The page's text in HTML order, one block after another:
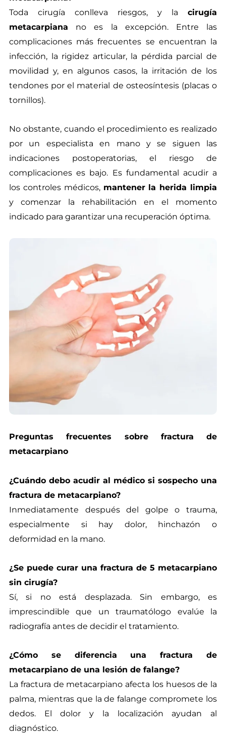
Toda cirugía conlleva riesgos, y la cirugía
metacarpiana no es la excepción. Entre las
complicaciones más frecuentes se encuentran la
infección, la rigidez articular, la pérdida parcial de
movilidad y, en algunos casos, la irritación de los
tendones por el material de osteosíntesis (placas o
tornillos).
No obstante, cuando el procedimiento es realizado
por un especialista en mano y se siguen las
indicaciones postoperatorias, el riesgo de
complicaciones es bajo. Es fundamental acudir a
los controles médicos, mantener la herida limpia
y comenzar la rehabilitación en el momento
indicado para garantizar una recuperación óptima.
Preguntas frecuentes sobre fractura de
metacarpiano
¿Cuándo debo acudir al médico si sospecho una
fractura de metacarpiano?
Inmediatamente después del golpe o trauma,
especialmente si hay dolor, hinchazón o
deformidad en la mano.
¿Se puede curar una fractura de 5 metacarpiano
sin cirugía?
Sí, si no está desplazada. Sin embargo, es
imprescindible que un traumatólogo evalúe la
radiografía antes de decidir el tratamiento.
¿Cómo se diferencia una fractura de
metacarpiano de una lesión de falange?
La fractura de metacarpiano afecta los huesos de la
palma, mientras que la de falange compromete los
dedos. El dolor y la localización ayudan al
diagnóstico.